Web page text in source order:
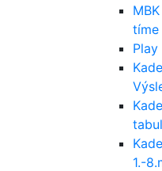
tíme
1.-